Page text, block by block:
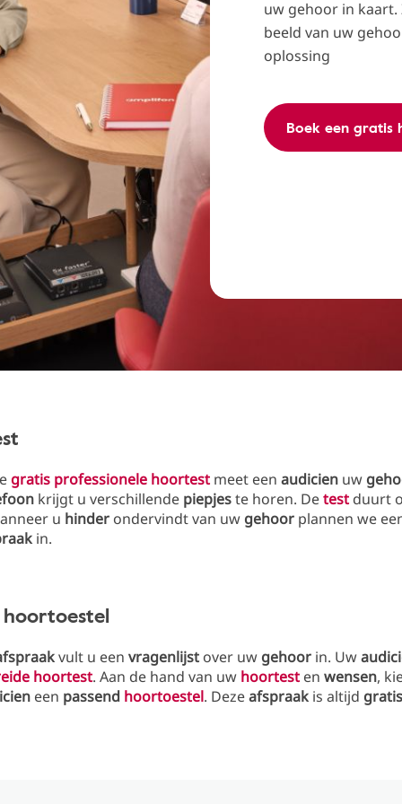
uw gehoor in
beeld van uw
oplossing
Boek een gratis
gratis professionele hoortest meet een audicien uw
krijgt u verschillende piepjeste horen. Detest duurt
u hinder ondervindt van uw gehoor plannen we
in.
hoortoestel
vult u een vragenlijst over uw gehoor in. Uw
hoortest. Aan de hand van uw hoortest en wensen,
een passend hoortoestel. Dezeafspraak is altijd gratis